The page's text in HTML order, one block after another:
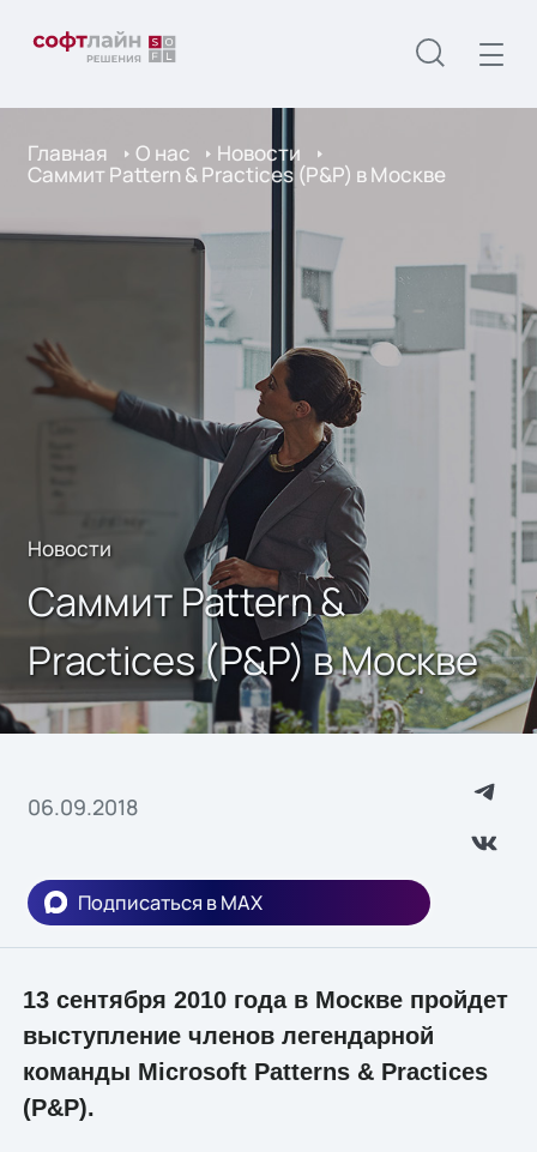
Главная О нас Новости
Саммит Pattern & Practices (P&P) в Москве
Новости
Саммит Pattern &
Practices (P&P) в Москве
06.09.2018
Подписаться в MAX
13 сентября 2010 года в Москве пройдет
выступление членов легендарной
команды Microsoft Patterns & Practices
(P&P).